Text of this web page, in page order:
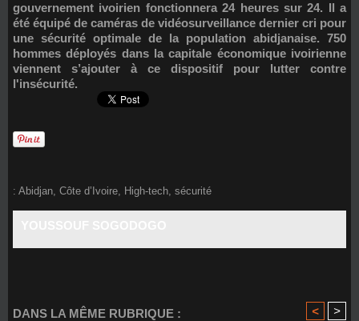
gouvernement ivoirien fonctionnera 24 heures sur 24. Il a
été équipé de caméras de vidéosurveillance dernier cri pour
une sécurité optimale de la population abidjanaise. 750
hommes déployés dans la capitale économique ivoirienne
viennent s’ajouter à ce dispositif pour lutter contre
l'insécurité.
: Abidjan, Côte d’Ivoire, High-tech, sécurité
DANS LA MÊME RUBRIQUE : < >